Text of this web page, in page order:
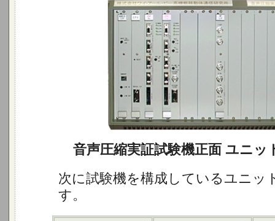
音声圧縮実証試験機正面 ユニッ
次に試験機を構成しているユニッ
す。